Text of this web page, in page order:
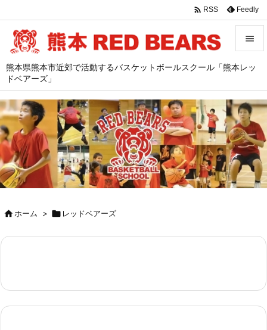
熊本県熊本市近郊で活動するバスケットボールスクール「熊本レッ
ドベアーズ」



サイド

前へ

次へ

 RSS Feedly
ホーム >  レッドベアーズ